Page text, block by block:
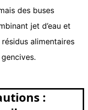
des buses
jet d’eau et
alimentaires
: